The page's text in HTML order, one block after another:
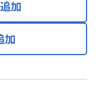
加
加